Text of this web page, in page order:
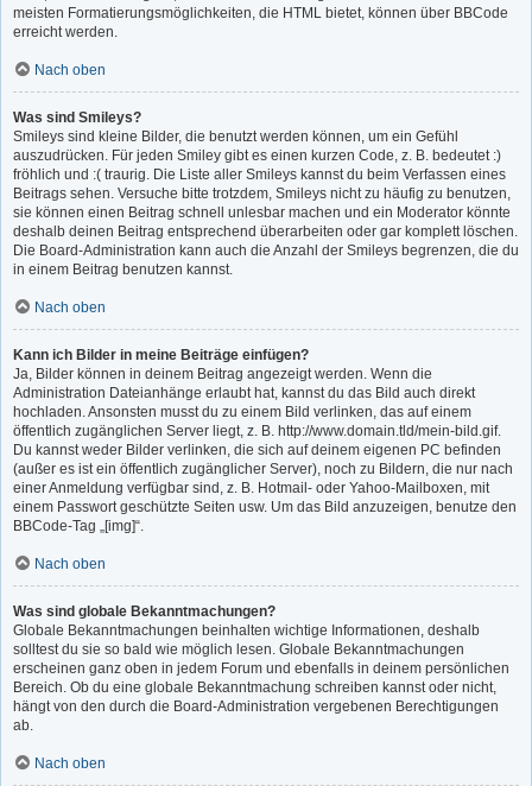
meisten Formatierungsmöglichkeiten, die HTML bietet, können über BBCode
erreicht werden.
Nach oben
Was sind Smileys?
Smileys sind kleine Bilder, die benutzt werden können, um ein Gefühl
auszudrücken. Für jeden Smiley gibt es einen kurzen Code, z. B. bedeutet :)
fröhlich und :( traurig. Die Liste aller Smileys kannst du beim Verfassen eines
Beitrags sehen. Versuche bitte trotzdem, Smileys nicht zu häufig zu benutzen,
sie können einen Beitrag schnell unlesbar machen und ein Moderator könnte
deshalb deinen Beitrag entsprechend überarbeiten oder gar komplett löschen.
Die Board-Administration kann auch die Anzahl der Smileys begrenzen, die du
in einem Beitrag benutzen kannst.
Nach oben
Kann ich Bilder in meine Beiträge einfügen?
Ja, Bilder können in deinem Beitrag angezeigt werden. Wenn die
Administration Dateianhänge erlaubt hat, kannst du das Bild auch direkt
hochladen. Ansonsten musst du zu einem Bild verlinken, das auf einem
öffentlich zugänglichen Server liegt, z. B. http://www.domain.tld/mein-bild.gif.
Du kannst weder Bilder verlinken, die sich auf deinem eigenen PC befinden
(außer es ist ein öffentlich zugänglicher Server), noch zu Bildern, die nur nach
einer Anmeldung verfügbar sind, z. B. Hotmail- oder Yahoo-Mailboxen, mit
einem Passwort geschützte Seiten usw. Um das Bild anzuzeigen, benutze den
BBCode-Tag „[img]“.
Nach oben
Was sind globale Bekanntmachungen?
Globale Bekanntmachungen beinhalten wichtige Informationen, deshalb
solltest du sie so bald wie möglich lesen. Globale Bekanntmachungen
erscheinen ganz oben in jedem Forum und ebenfalls in deinem persönlichen
Bereich. Ob du eine globale Bekanntmachung schreiben kannst oder nicht,
hängt von den durch die Board-Administration vergebenen Berechtigungen
ab.
Nach oben